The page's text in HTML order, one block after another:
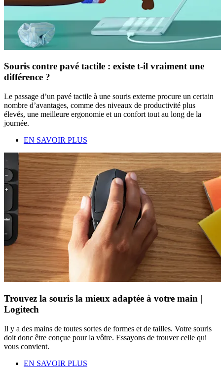
Souris contre pavé tactile : existe t-il vraiment une
différence ?
Le passage d’un pavé tactile à une souris externe procure un certain
nombre d’avantages, comme des niveaux de productivité plus
élevés, une meilleure ergonomie et un confort tout au long de la
journée.
EN SAVOIR PLUS
Trouvez la souris la mieux adaptée à votre main |
Logitech
Il y a des mains de toutes sortes de formes et de tailles. Votre souris
doit donc être conçue pour la vôtre. Essayons de trouver celle qui
vous convient.
EN SAVOIR PLUS